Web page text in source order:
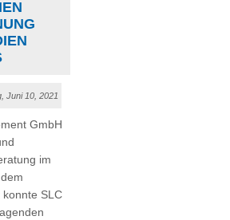
Juni 10, 2021
GmbH
im
konnte SLC